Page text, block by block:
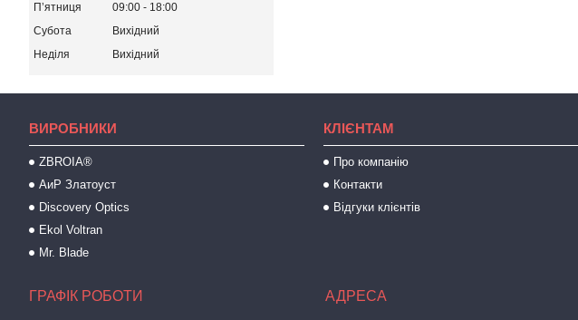
Пʼятниця
09:00
18:00
Субота
Вихідний
Неділя
Вихідний
ВИРОБНИКИ
ZBROIA®
АиР Златоуст
Discovery Optics
Ekol Voltran
Mr. Blade
КЛІЄНТАМ
Про компанію
Контакти
Відгуки клієнтів
ГРАФІК РОБОТИ